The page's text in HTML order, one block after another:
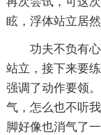
眩，浮体站立居
功夫不负有
站立，接下来要
强调了动作要领
气，怎么也不听
脚好像也消气了